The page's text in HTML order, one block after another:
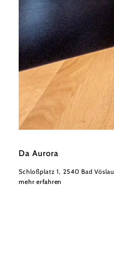
Da Aurora
Schloßplatz 1, 2540 Bad Vöslau
mehr erfahren